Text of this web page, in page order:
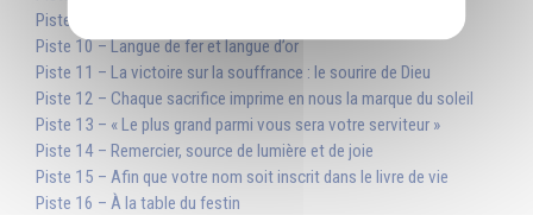
Piste 9 – La lampe du sage est pleine de gaieté
Piste 10 – Langue de fer et langue d’or
Piste 11 – La victoire sur la souffrance : le sourire de Dieu
Piste 12 – Chaque sacrifice imprime en nous la marque du soleil
Piste 13 – « Le plus grand parmi vous sera votre serviteur »
Piste 14 – Remercier, source de lumière et de joie
Piste 15 – Afin que votre nom soit inscrit dans le livre de vie
Piste 16 – À la table du festin